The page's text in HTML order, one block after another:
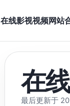
在线影视视频网站
在
最后更新于